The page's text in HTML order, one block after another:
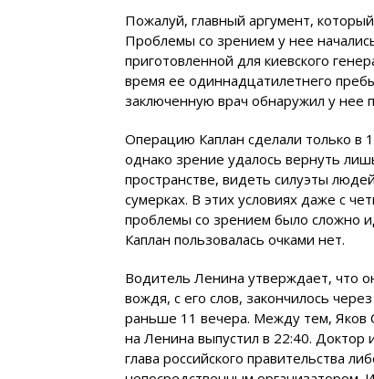
Пожалуй, главный аргумент,
Проблемы со зрением у нее
приготовленной для киевского
время ее одиннадцатилетнего
заключенную врач обнаружил у нее
Операцию Каплан сделали только в
однако зрение удалось вернуть
пространстве, видеть силуэты
сумерках. В этих условиях даже с
проблемы со зрением было сложно
Каплан пользовалась очками нет.
Водитель Ленина утверждает, что
вождя, с его слов, закончилось
раньше 11 вечера. Между тем, Яков
на Ленина выпустил в 22:40.
глава российского правительства